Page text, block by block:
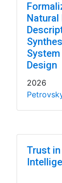
Natural
Design
2026
Trust